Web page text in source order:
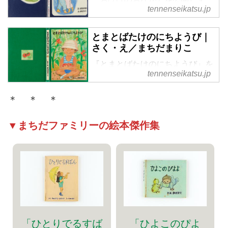
す。町田家で実際にあったストー
っとした怖いもの見たさがうまく
現れています。おばけのおなかの
tennenseikatsu.jp
とまとばたけのにちようび｜
さく・え／まちだまりこ
『とまとばたけのにちようび』を
公開します。子どもに土いじりを
tennenseikatsu.jp
＊ ＊ ＊
▼まちだファミリーの絵本傑作集
「ひとりでるすば 「ひよこのぴよ